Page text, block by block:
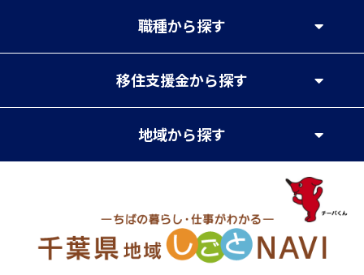
職種から探す
移住支援金から探す
地域から探す